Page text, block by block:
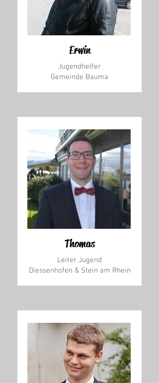
Erwin
Jugendhelfer
Gemeinde Bauma
Thomas
Leiter Jugend
Diessenhofen & Stein am Rhein